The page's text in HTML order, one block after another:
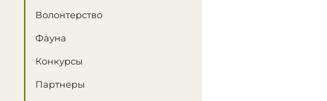
Волонтерство
Фауна
Конкурсы
Партнеры